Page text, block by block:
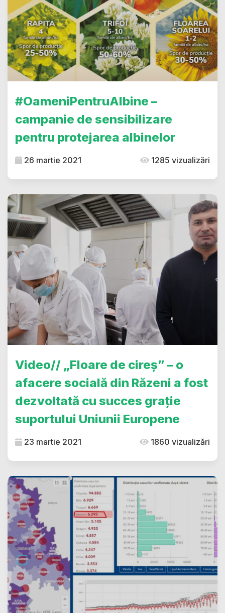
#OameniPentruAlbine –
campanie de sensibilizare
pentru protejarea albinelor
26 martie 2021 1285 vizualizări
Video// „Floare de cireș” – o
afacere socială din Răzeni a fost
dezvoltată cu succes grație
suportului Uniunii Europene
23 martie 2021 1860 vizualizări